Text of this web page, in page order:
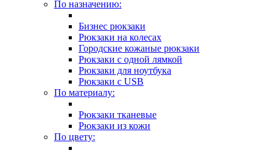
По назначению:
Бизнес рюкзаки
Рюкзаки на колесах
Городские кожаные рюкзаки
Рюкзаки с одной лямкой
Рюкзаки для ноутбука
Рюкзаки с USB
По материалу:
Рюкзаки тканевые
Рюкзаки из кожи
По цвету: